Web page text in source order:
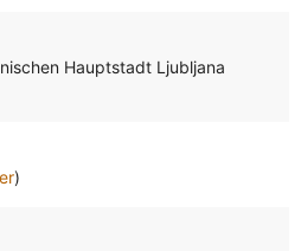
Hauptstadt Ljubljana
)